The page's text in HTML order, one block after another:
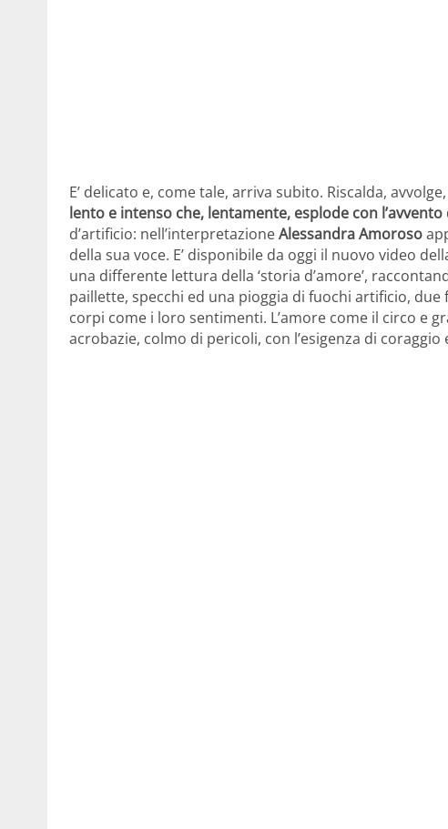
E’ delicato e, come tale, arriva subito. Riscalda,
lento e intenso che, lentamente, esplode con
d’artificio: nell’interpretazioneAlessandra Amoroso
della sua voce. E’ disponibile da oggi il nuovo video
una differente lettura della ‘storia d’amore’,
paillette, specchi ed una pioggia di fuochi artificio,
corpi come i loro sentimenti. L’amore come il circo e
acrobazie, colmo di pericoli, con l’esigenza di